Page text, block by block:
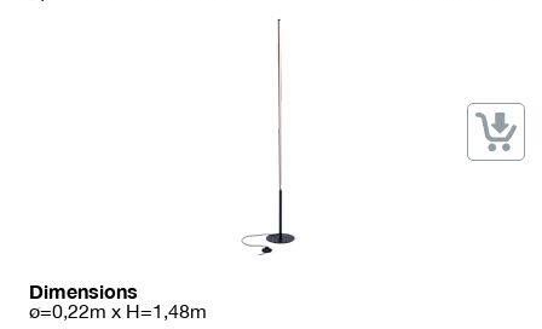
Dimensions
ø=0,22m x H=1,48m